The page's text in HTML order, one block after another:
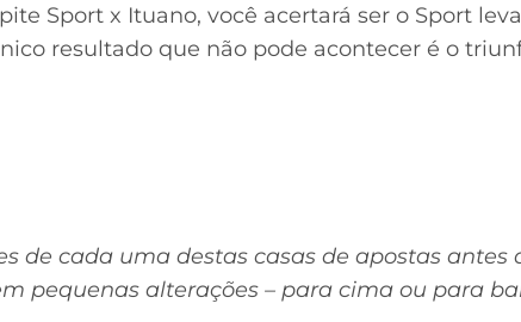
Sport x Ituano, você acertará ser o Sport
resultado que não pode acontecer é o
de cada uma destas casas de apostas antes
pequenas alterações – para cima ou para